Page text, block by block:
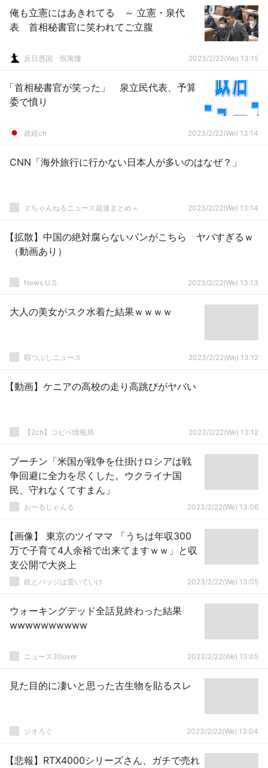
俺も立憲にはあきれてる ～ 立憲・泉代
表 首相秘書官に笑われてご立腹
反日愚国 恨寓瘻 2023/2/22(We) 13:15
「首相秘書官が笑った」 泉立民代表、予算
委で憤り
政経ch 2023/2/22(We) 13:14
CNN「海外旅行に行かない日本人が多いのはなぜ？」
２ちゃんねるニュース超速まとめ＋ 2023/2/22(We) 13:14
【拡散】中国の絶対腐らないパンがこちら ヤバすぎるｗ
（動画あり）
News U.S. 2023/2/22(We) 13:13
大人の美女がスク水着た結果ｗｗｗｗ
暇つぶしニュース 2023/2/22(We) 13:12
【動画】ケニアの高校の走り高跳びがヤバい
【2ch】コピペ情報局 2023/2/22(We) 13:12
プーチン「米国が戦争を仕掛けロシアは戦
争回避に全力を尽くした。ウクライナ国
民、守れなくてすまん」
おーるじゃんる 2023/2/22(We) 13:06
【画像】 東京のツイママ 「うちは年収300
万で子育て4人余裕で出来てますｗｗ」と収
支公開で大炎上
銃とバッジは置いていけ 2023/2/22(We) 13:05
ウォーキングデッド全話見終わった結果
wwwwwwwwww
ニュース30over 2023/2/22(We) 13:05
見た目的に凄いと思った古生物を貼るスレ
ジオろぐ 2023/2/22(We) 13:04
【悲報】RTX4000シリーズさん、ガチで売れ